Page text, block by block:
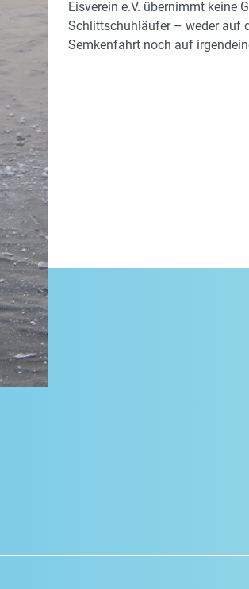
Eisverein e.V. übernimmt keine
Schlittschuhläufer – weder auf
Semkenfahrt noch auf